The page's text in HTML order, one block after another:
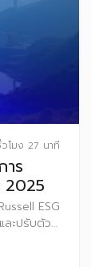
โมง 27 นาที
าร
2025
ESG
ละปรับตัว